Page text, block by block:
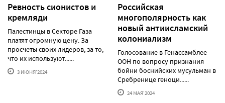
Ревность сионистов и
кремляди
Палестинцы в Секторе Газа
платят огромную цену. За
просчеты своих лидеров, за то,
что их используют......
3 ИЮНЯ'2024
Российская
многополярность как
новый антиисламский
колониализм
Голосование в Генассамблее
ООН по вопросу признания
бойни боснийских мусульман в
Сребренице геноци......
24 МАЯ'2024